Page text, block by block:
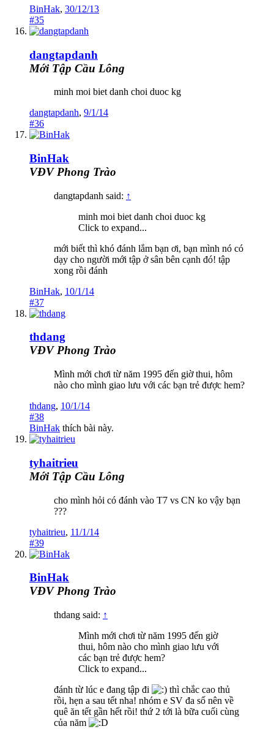
BinHak, 30/12/13
#35
dangtapdanh
Mới Tập Cầu Lông
minh moi biet danh choi duoc kg
dangtapdanh, 9/1/14
#36
BinHak
VĐV Phong Trào
dangtapdanh said: ↑
minh moi biet danh choi duoc kg
Click to expand...
mới biết thì khó đánh lắm bạn ơi, bạn mình nó có
dạy cho người mới tập ở sân bên cạnh đó! tập
xong rồi đánh
BinHak, 10/1/14
#37
thdang
VĐV Phong Trào
Mình mới chơi từ năm 1995 đến giờ thui, hôm
nào cho mình giao lưu với các bạn trẻ được hem?
thdang, 10/1/14
#38
BinHak thích bài này.
tyhaitrieu
Mới Tập Cầu Lông
cho mình hỏi có đánh vào T7 vs CN ko vậy bạn
???
tyhaitrieu, 11/1/14
#39
BinHak
VĐV Phong Trào
thdang said: ↑
Mình mới chơi từ năm 1995 đến giờ
thui, hôm nào cho mình giao lưu với
các bạn trẻ được hem?
Click to expand...
đánh từ lúc e đang tập đi
thì chắc cao thủ
rồi, hẹn a sau tết nha! nhóm e SV đa số nên về
quê ăn tết gần hết rồi! thứ 2 tới là bữa cuối cùng
của năm